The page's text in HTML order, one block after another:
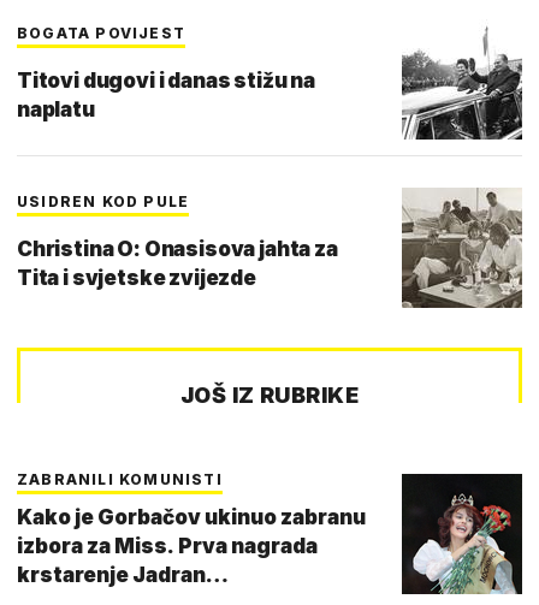
BOGATA POVIJEST
Titovi dugovi i danas stižu na
naplatu
USIDREN KOD PULE
Christina O: Onasisova jahta za
Tita i svjetske zvijezde
JOŠ IZ RUBRIKE
ZABRANILI KOMUNISTI
Kako je Gorbačov ukinuo zabranu
izbora za Miss. Prva nagrada
krstarenje Jadran…